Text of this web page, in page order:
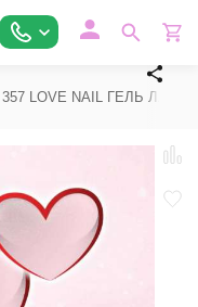
357 LOVE NAIL ГЕЛЬ ЛАК